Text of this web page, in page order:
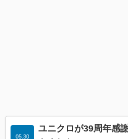
ユニクロが39周年感
05.30